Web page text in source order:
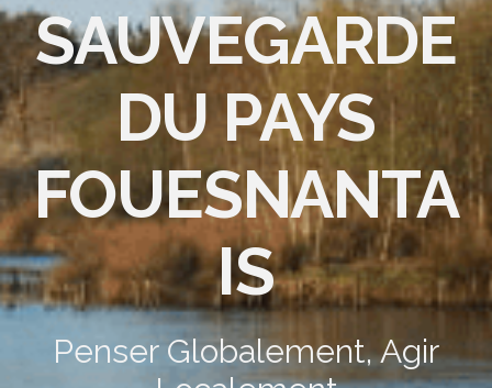
SAUVEGARDE
DU PAYS
FOUESNANTA
IS
Penser Globalement, Agir